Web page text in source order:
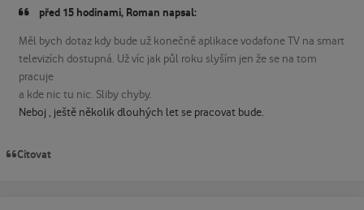
před 15 hodinami, Roman napsal:
Měl bych dotaz kdy bude už konečně aplikace vodafone TV na smart
televizích dostupná. Už víc jak půl roku slyším jen že se na tom
pracuje
a kde nic tu nic. Sliby chyby.
Neboj , ještě několik dlouhých let se pracovat bude.
Citovat